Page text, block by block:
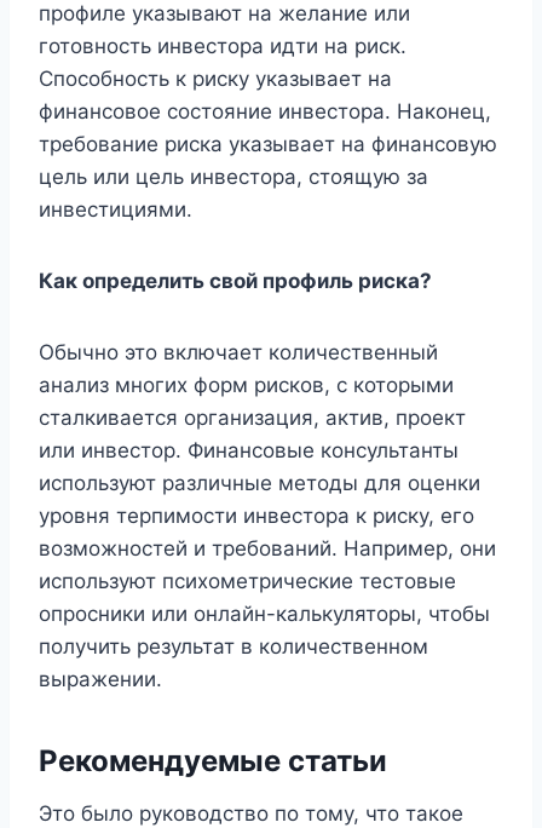
профиле указывают на желание или
готовность инвестора идти на риск.
Способность к риску указывает на
финансовое состояние инвестора. Наконец,
требование риска указывает на финансовую
цель или цель инвестора, стоящую за
инвестициями.
Как определить свой профиль риска?
Обычно это включает количественный
анализ многих форм рисков, с которыми
сталкивается организация, актив, проект
или инвестор. Финансовые консультанты
используют различные методы для оценки
уровня терпимости инвестора к риску, его
возможностей и требований. Например, они
используют психометрические тестовые
опросники или онлайн-калькуляторы, чтобы
получить результат в количественном
выражении.
Рекомендуемые статьи
Это было руководство по тому, что такое